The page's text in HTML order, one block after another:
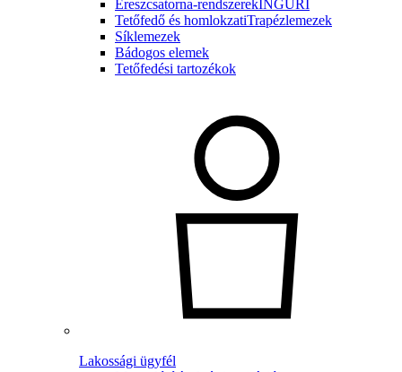
Ereszcsatorna-rendszerekINGURI
Tetőfedő és homlokzatiTrapézlemezek
Síklemezek
Bádogos elemek
Tetőfedési tartozékok
Lakossági ügyfél